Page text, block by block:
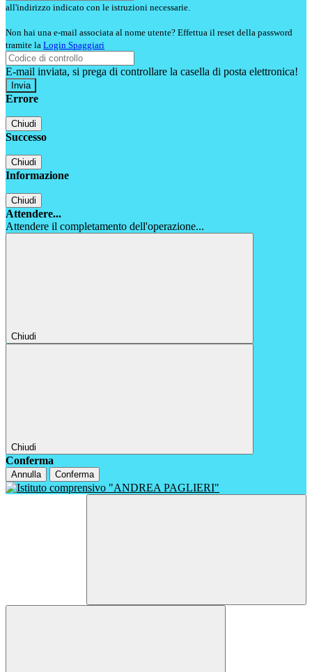
all'indirizzo indicato con le istruzioni necessarie.
Non hai una e-mail associata al nome utente? Effettua il reset della password
tramite la Login Spaggiari
E-mail inviata, si prega di controllare la casella di posta elettronica!
Errore
Chiudi
Successo
Chiudi
Informazione
Chiudi
Attendere...
Attendere il completamento dell'operazione...
Chiudi
Chiudi
Conferma
Annulla Conferma